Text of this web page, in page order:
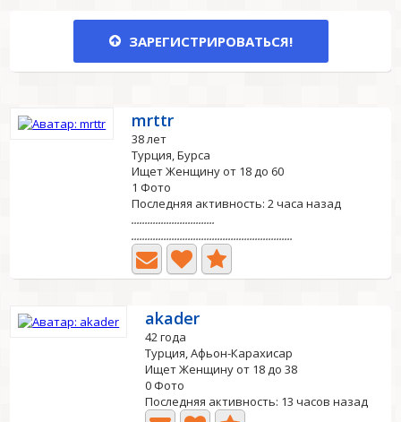
ЗАРЕГИСТРИРОВАТЬСЯ!
mrttr
38 лет
Турция, Бурса
Ищет Женщину от 18 до 60
1 Фото
Последняя активность: 2 часа назад
...............................
............................................................
akader
42 года
Турция, Афьон-Карахисар
Ищет Женщину от 18 до 38
0 Фото
Последняя активность: 13 часов назад